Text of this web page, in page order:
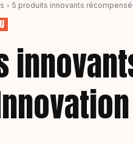
5 produits innovants